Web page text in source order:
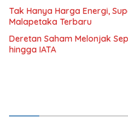
Tak Hanya Harga Energi,
Malapetaka Terbaru
Deretan Saham Melonjak
hingga IATA